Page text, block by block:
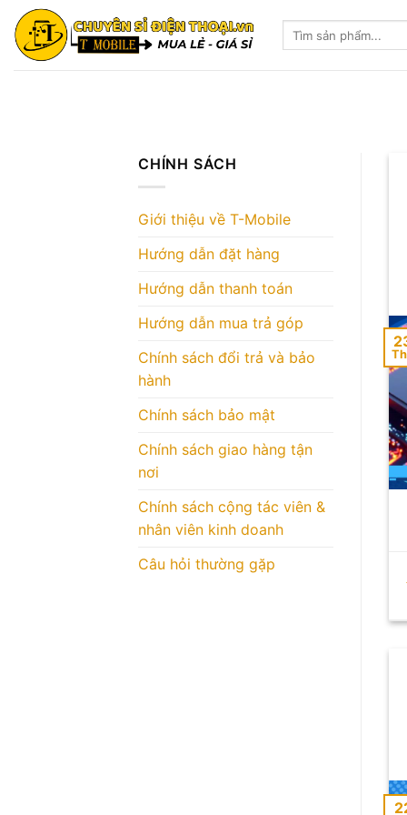
Skip
content
Tìm
CHÍNH SÁCH
Giới thiệu về T-Mobile
Hướng dẫn đặt hàng
Hướng dẫn thanh toán
Hướng dẫn mua trả góp
Chính sách đổi trả và bảo
hành
Chính sách bảo mật
Chính sách giao hàng tận
nơi
Chính sách cộng tác viên &
nhân viên kinh doanh
Câu hỏi thường gặp